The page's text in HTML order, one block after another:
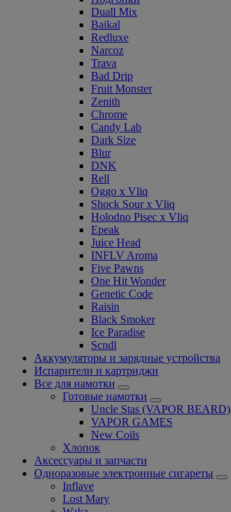
Duall Mix
Baikal
Redluxe
Narcoz
Trava
Bad Drip
Fruit Monster
Zenith
Chrome
Candy Lab
Dark Size
Blur
DNK
Rell
Oggo x Vliq
Shock Sour x Vliq
Holodno Pisec x Vliq
Epeak
Juice Head
INFLV Aroma
Five Pawns
One Hit Wonder
Genetic Code
Raisin
Black Smoker
Ice Paradise
Scndl
Аккумуляторы и зарядные устройства
Испарители и картриджи
Все для намотки
Готовые намотки
Uncle Stas (VAPOR BEARD)
VAPOR GAMES
New Coils
Хлопок
Аксессуары и запчасти
Одноразовые электронные сигареты
Inflave
Lost Mary